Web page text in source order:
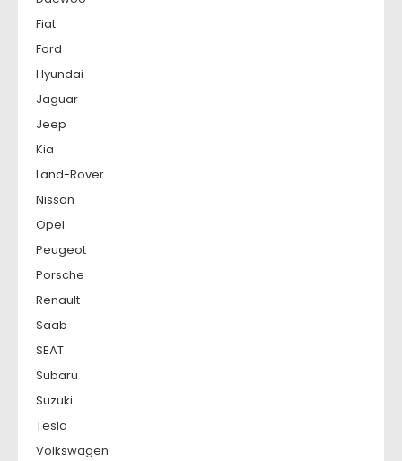
Fiat
Ford
Hyundai
Jaguar
Jeep
Kia
Land-Rover
Nissan
Opel
Peugeot
Porsche
Renault
Saab
SEAT
Subaru
Suzuki
Tesla
Volkswagen